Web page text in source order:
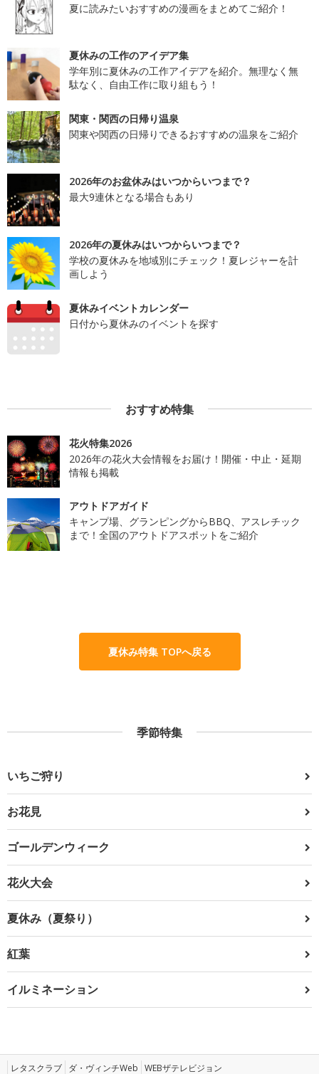
夏に読みたいおすすめの漫画をまとめてご紹介！
夏休みの工作のアイデア集
学年別に夏休みの工作アイデアを紹介。無理なく無
駄なく、自由工作に取り組もう！
関東・関西の日帰り温泉
関東や関西の日帰りできるおすすめの温泉をご紹介
2026年のお盆休みはいつからいつまで？
最大9連休となる場合もあり
2026年の夏休みはいつからいつまで？
学校の夏休みを地域別にチェック！夏レジャーを計
画しよう
夏休みイベントカレンダー
日付から夏休みのイベントを探す
おすすめ特集
花火特集2026
2026年の花火大会情報をお届け！開催・中止・延期
情報も掲載
アウトドアガイド
キャンプ場、グランピングからBBQ、アスレチック
まで！全国のアウトドアスポットをご紹介
夏休み特集 TOPへ戻る
季節特集
いちご狩り
お花見
ゴールデンウィーク
花火大会
夏休み（夏祭り）
紅葉
イルミネーション
レタスクラブ ダ・ヴィンチWeb WEBザテレビジョン